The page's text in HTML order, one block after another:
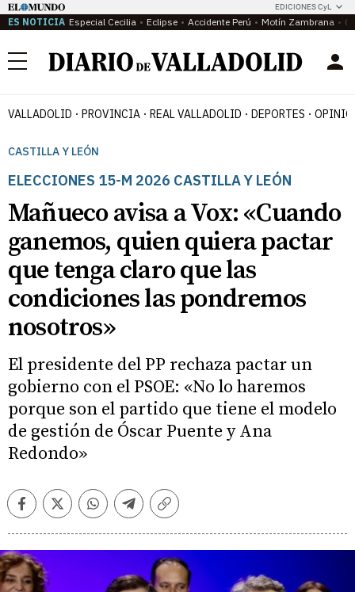
EDICIONES CyL
ES NOTICIA Especial Cecilia Eclipse Accidente Perú Motín Zambrana
Menú
VALLADOLID PROVINCIA REAL VALLADOLID DEPORTES
CASTILLA Y LEÓN
ELECCIONES 15-M 2026 CASTILLA Y LEÓN
Mañueco avisa a Vox: «Cuando
ganemos, quien quiera pactar
que tenga claro que las
condiciones las pondremos
nosotros»
El presidente del PP rechaza pactar un
gobierno con el PSOE: «No lo haremos
porque son el partido que tiene el modelo
de gestión de Óscar Puente y Ana
Redondo»
FacebookTwitterWhatsappTelegramCopiar